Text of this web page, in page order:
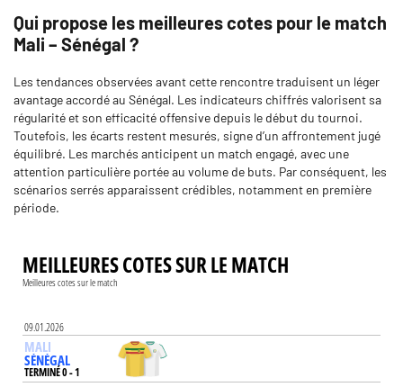
Qui propose les meilleures cotes pour le match
Mali – Sénégal ?
Les tendances observées avant cette rencontre traduisent un léger
avantage accordé au Sénégal. Les indicateurs chiffrés valorisent sa
régularité et son efficacité offensive depuis le début du tournoi.
Toutefois, les écarts restent mesurés, signe d’un affrontement jugé
équilibré. Les marchés anticipent un match engagé, avec une
attention particulière portée au volume de buts. Par conséquent, les
scénarios serrés apparaissent crédibles, notamment en première
période.